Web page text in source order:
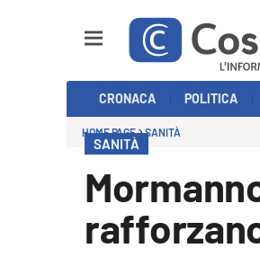
Economia e Lavoro
CRONACA POLITICA
HOME PAGE SANITÀ
SANITÀ